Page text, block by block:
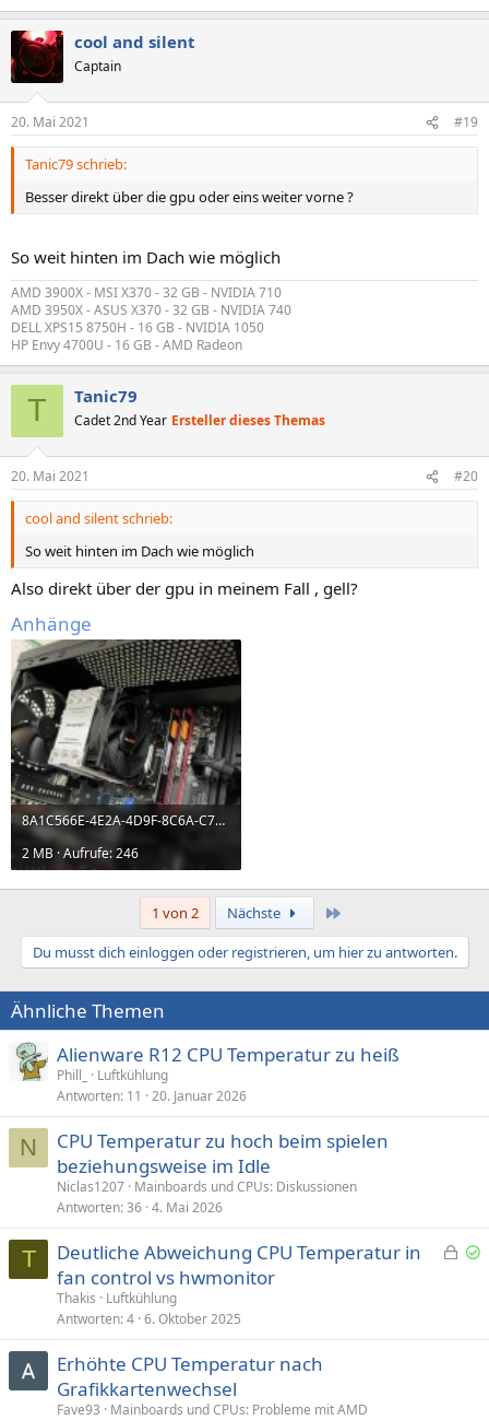
cool and silent
Captain
20. Mai 2021 #19
Tanic79 schrieb:
Besser direkt über die gpu oder eins weiter vorne ?
So weit hinten im Dach wie möglich
AMD 3900X - MSI X370 - 32 GB - NVIDIA 710
AMD 3950X - ASUS X370 - 32 GB - NVIDIA 740
DELL XPS15 8750H - 16 GB - NVIDIA 1050
HP Envy 4700U - 16 GB - AMD Radeon
T Tanic79
Cadet 2nd Year Ersteller dieses Themas
20. Mai 2021 #20
cool and silent schrieb:
So weit hinten im Dach wie möglich
Also direkt über der gpu in meinem Fall , gell?
Anhänge
8A1C566E-4E2A-4D9F-8C6A-C7E4BD326918.jpeg
2 MB · Aufrufe: 246
1 von 2 Nächste
Du musst dich einloggen oder registrieren, um hier zu antworten.
Ähnliche Themen
Alienware R12 CPU Temperatur zu heiß
Phill_
Luftkühlung
Antworten 11 20. Januar 2026
N
CPU Temperatur zu hoch beim spielen
beziehungsweise im Idle
Niclas1207 Mainboards und CPUs: Diskussionen
Antworten 36 4. Mai 2026
T
G
e
s
Deutliche Abweichung CPU Temperatur in
fan control vs hwmonitor
Thakis
Luftkühlung
Antworten 4 6. Oktober 2025
Erhöhte CPU Temperatur nach
Grafikkartenwechsel
Fave93
Mainboards und CPUs: Probleme mit AMD